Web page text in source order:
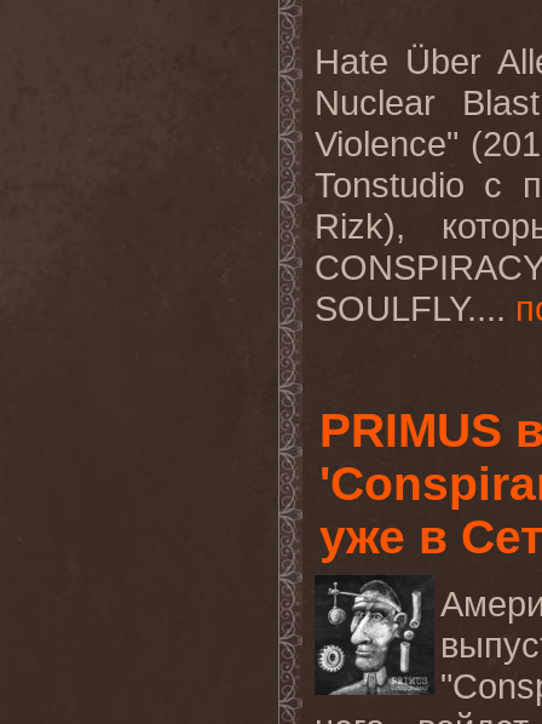
Hate Über
Nuclear
Violence"
Tonstudio с
Rizk),
SOULFLY....
PRIMUS
уже в